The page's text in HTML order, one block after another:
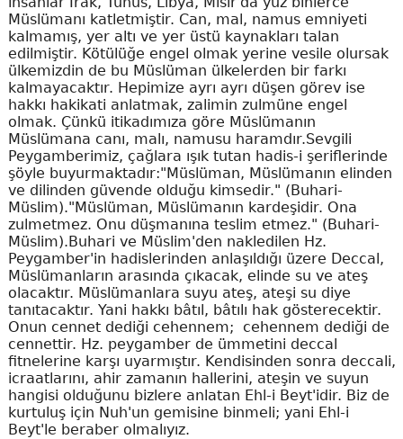
Müslümanı katletmiştir. Can, mal, namus emniyeti
kalmamış, yer altı ve yer üstü kaynakları talan
edilmiştir. Kötülüğe engel olmak yerine vesile olursak
ülkemizdin de bu Müslüman ülkelerden bir farkı
kalmayacaktır. Hepimize ayrı ayrı düşen görev ise
hakkı hakikati anlatmak, zalimin zulmüne engel
olmak. Çünkü itikadımıza göre Müslümanın
Müslümana canı, malı, namusu haramdır.Sevgili
Peygamberimiz, çağlara ışık tutan hadis-i şeriflerinde
şöyle buyurmaktadır:"Müslüman, Müslümanın elinden
ve dilinden güvende olduğu kimsedir." (Buhari-
Müslim)."Müslüman, Müslümanın kardeşidir. Ona
zulmetmez. Onu düşmanına teslim etmez." (Buhari-
Müslim).Buhari ve Müslim'den nakledilen Hz.
Peygamber'in hadislerinden anlaşıldığı üzere Deccal,
Müslümanların arasında çıkacak, elinde su ve ateş
olacaktır. Müslümanlara suyu ateş, ateşi su diye
tanıtacaktır. Yani hakkı bâtıl, bâtılı hak gösterecektir.
Onun cennet dediği cehennem; cehennem dediği de
cennettir. Hz. peygamber de ümmetini deccal
fitnelerine karşı uyarmıştır. Kendisinden sonra deccali,
icraatlarını, ahir zamanın hallerini, ateşin ve suyun
hangisi olduğunu bizlere anlatan Ehl-i Beyt'idir. Biz de
kurtuluş için Nuh'un gemisine binmeli; yani Ehl-i
Beyt'le beraber olmalıyız.